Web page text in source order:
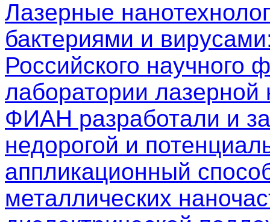
Лазерные
бактериями и вирусами
Российского
лаборатории
ФИАН разработали и
недорогой и
аппликационный
металлических